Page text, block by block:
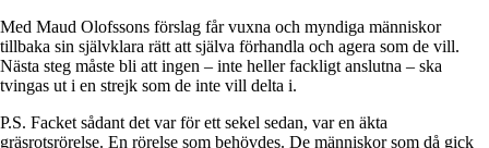
Med Maud Olofssons förslag får vuxna och myndiga människor
tillbaka sin självklara rätt att själva förhandla och agera som de vill.
Nästa steg måste bli att ingen – inte heller fackligt anslutna – ska
tvingas ut i en strejk som de inte vill delta i.
P.S. Facket sådant det var för ett sekel sedan, var en äkta
gräsrotsrörelse. En rörelse som behövdes. De människor som då gick